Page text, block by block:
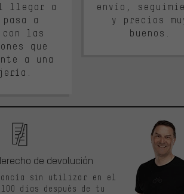
llegar a
pasa a
con las
que
a una
envío,
y precios
buenos.
de devolución
sin utilizar en el
días después de tu